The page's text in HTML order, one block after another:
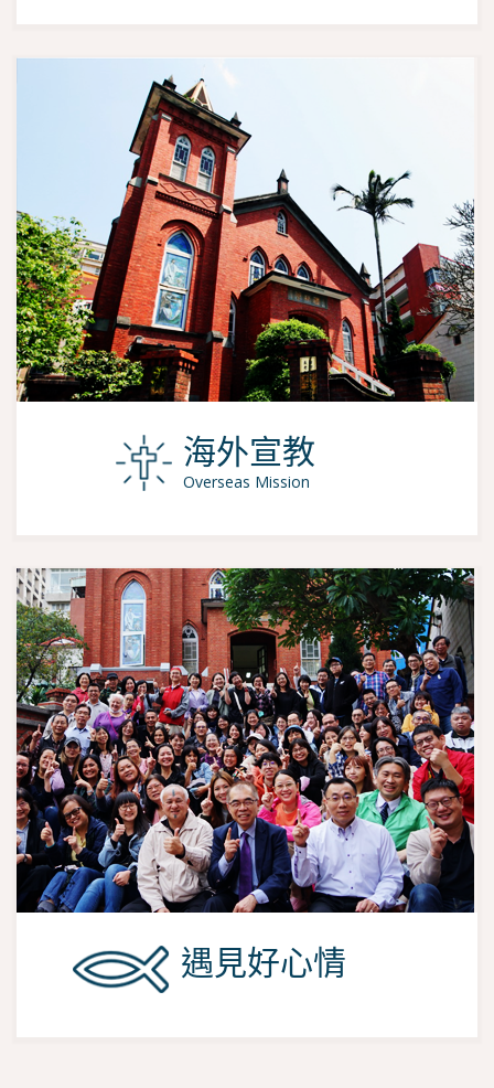
海外宣教
Overseas Mission
遇見好心情